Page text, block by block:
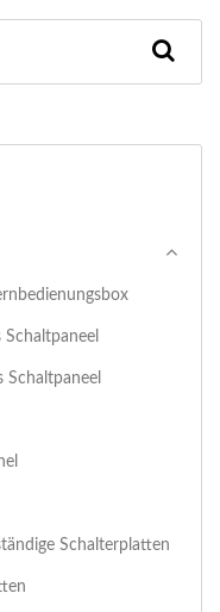
Schaltpaneel
Schalterplatten